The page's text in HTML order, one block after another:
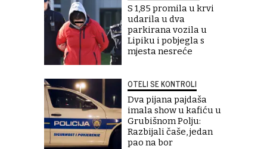
S 1,85 promila u krvi
udarila u dva
parkirana vozila u
Lipiku i pobjegla s
mjesta nesreće
OTELI SE KONTROLI
Dva pijana pajdaša
imala show u kafiću u
Grubišnom Polju:
Razbijali čaše, jedan
pao na bor